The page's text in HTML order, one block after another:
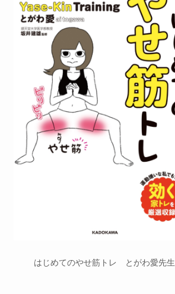
はじめてのやせ筋トレ とがわ愛先生